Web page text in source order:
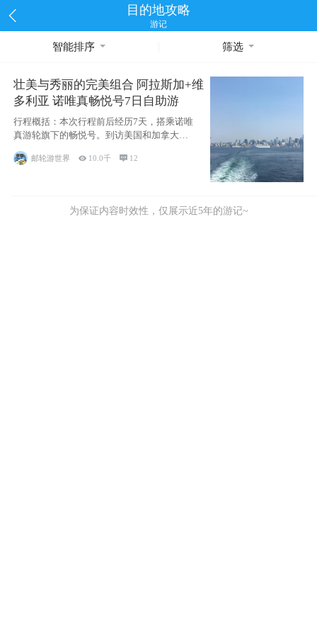
目的地攻略
游记
智能排序 筛选
壮美与秀丽的完美组合 阿拉斯加+维
多利亚 诺唯真畅悦号7日自助游
行程概括：本次行程前后经历7天，搭乘诺唯
真游轮旗下的畅悦号。到访美国和加拿大的4
个州/省：美国华盛顿州
邮轮游世界  10.0千  12
为保证内容时效性，仅展示近5年的游记~